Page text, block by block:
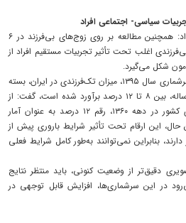
سیاسی- اجتماعی افراد
این پژوهشگر حوزه خانواده ادامه داد: همچنین مطالعه بر روی زوج‌های بی‌فرزند در ۶
اغلب تحت تأثیر تجربیات مستقیم افراد از
شکل می‌گیرد.
کرمی با بیان اینکه بر اساس نتایج سرشماری سال ۱۳۹۵، میزان تک‌فرزندی در ایران، بسته
به گروه‌های مختلف زنان ۴۰ تا ۵۰ ساله، بین ۸ تا ۱۲ درصد برآورد شده است، گفت: از
نظر فنی، با توجه به شرایط باروری کشور در دهه ۱۳۶۰، رقم ۱۲ درصد به عنوان آمار
حال، این ارقام تحت تأثیر شرایط باروری پیش از
بنابراین نمی‌توانند به‌طور کامل شرایط فعلی
دقیق‌تر از وضعیت کنونی، باید منتظر نتایج
در این سرشماری‌ها، افزایش قابل توجهی در